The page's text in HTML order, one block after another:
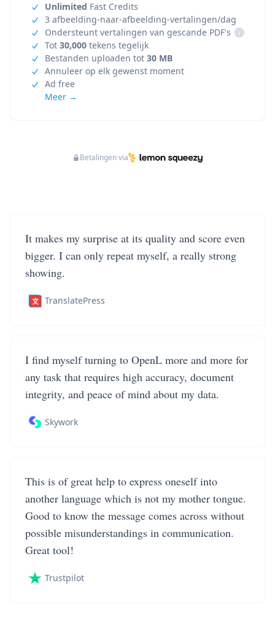
Unlimited Fast Credits
3 afbeelding-naar-afbeelding-vertalingen/dag
Ondersteunt vertalingen van gescande PDF's
i
Tot 30,000 tekens tegelijk
Bestanden uploaden tot 30 MB
Annuleer op elk gewenst moment
Ad free
Meer →
Betalingen via
It makes my surprise at its quality and score even
bigger. I can only repeat myself, a really strong
showing.
TranslatePress
I find myself turning to OpenL more and more for
any task that requires high accuracy, document
integrity, and peace of mind about my data.
Skywork
This is of great help to express oneself into
another language which is not my mother tongue.
Good to know the message comes across without
possible misunderstandings in communication.
Great tool!
Trustpilot